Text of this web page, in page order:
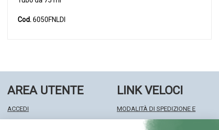
Cod.6050FNLDI
AREA UTENTE
ACCEDI
LINK VELOCI
MODALITÀ DI SPEDIZIONE E